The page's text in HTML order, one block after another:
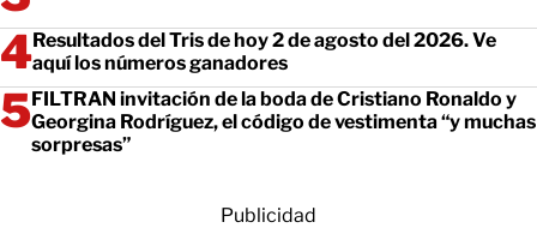
Resultados del Tris de hoy 2 de agosto del 2026. Ve
aquí los números ganadores
FILTRAN invitación de la boda de Cristiano Ronaldo y
Georgina Rodríguez, el código de vestimenta “y muchas
sorpresas”
Publicidad